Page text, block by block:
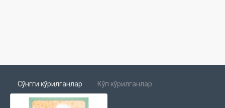
Сўнгги кўрилганлар Кўп кўрилганлар